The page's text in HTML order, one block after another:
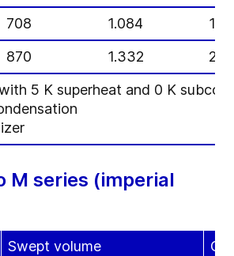
708 1.084
870 1.332
5 K superheat and 0 K
M series (imperial
Swept volume